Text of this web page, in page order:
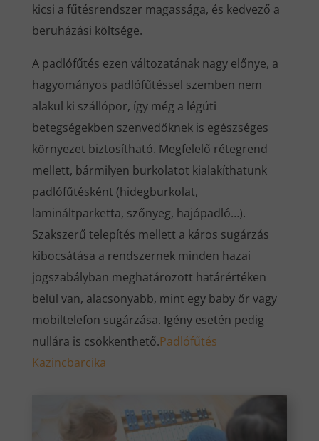
kicsi a fűtésrendszer magassága, és kedvező a
beruházási költsége.
A padlófűtés ezen változatának nagy előnye, a
hagyományos padlófűtéssel szemben nem
alakul ki szállópor, így még a légúti
betegségekben szenvedőknek is egészséges
környezet biztosítható. Megfelelő rétegrend
mellett, bármilyen burkolatot kialakíthatunk
padlófűtésként (hidegburkolat,
lamináltparketta, szőnyeg, hajópadló…).
Szakszerű telepítés mellett a káros sugárzás
kibocsátása a rendszernek minden hazai
jogszabályban meghatározott határértéken
belül van, alacsonyabb, mint egy baby őr vagy
mobiltelefon sugárzása. Igény esetén pedig
nullára is csökkenthető.Padlófűtés
Kazincbarcika